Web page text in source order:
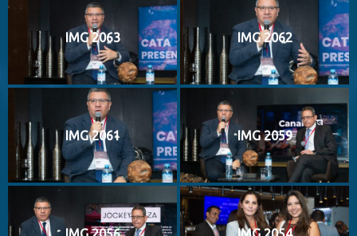
IMG 2063 IMG 2062
IMG 2061 IMG 2059